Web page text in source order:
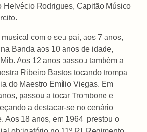
Helvécio Rodrigues, Capitão Músico
com o seu pai, aos 7 anos,
Banda aos 10 anos de idade,
Aos 12 anos passou também a
Ribeiro Bastos tocando trompa
do Maestro Emílio Viegas. Em
passou a tocar Trombone e
a destacar-se no cenário
Aos 18 anos, em 1964, prestou o